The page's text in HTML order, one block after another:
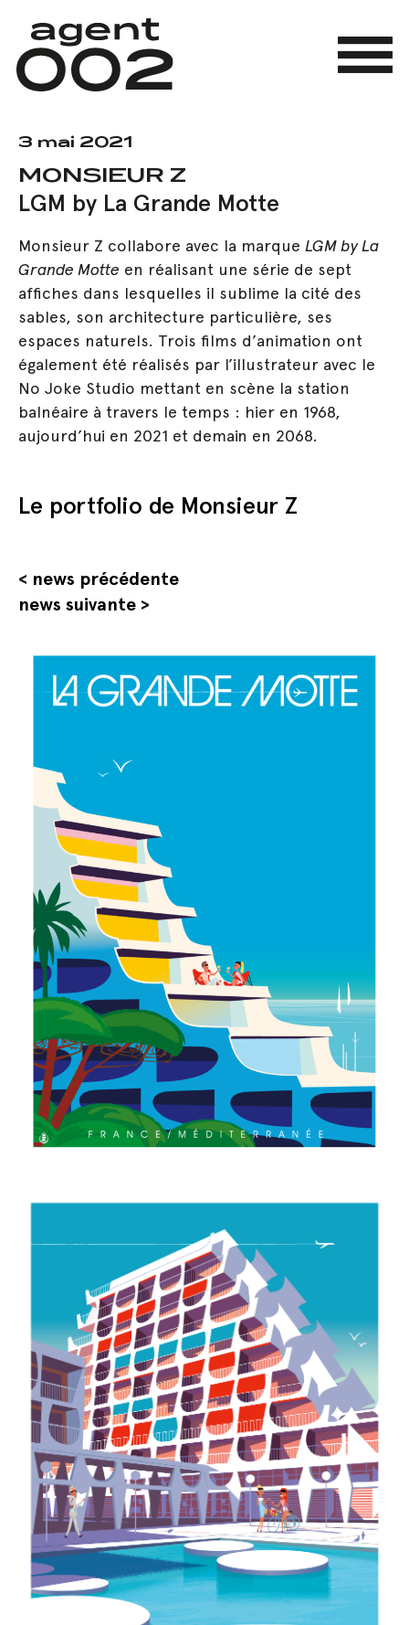
main
content
Menu
3 mai 2021
MONSIEUR Z
LGM by La Grande Motte
Monsieur Z collabore avec la marque LGM by La
Grande Motte en réalisant une série de sept
affiches dans lesquelles il sublime la cité des
sables, son architecture particulière, ses
espaces naturels. Trois films d’animation ont
également été réalisés par l’illustrateur avec le
No Joke Studio mettant en scène la station
balnéaire à travers le temps : hier en 1968,
aujourd’hui en 2021 et demain en 2068.
Le portfolio de Monsieur Z
< news précédente
news suivante >